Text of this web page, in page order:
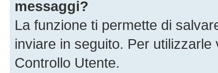
messaggi?
La funzione ti permette di
inviare in seguito. Per utilizzarle
Controllo Utente.